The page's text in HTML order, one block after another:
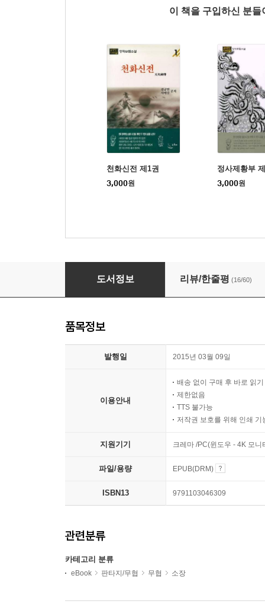
이 책을 구입하신 분
천화신전 제1권
3,000원
정사제황부
3,000원
[세트] 독보건곤 (전6권/완결)
도서정보 리뷰/한줄평 (16/60)
품목정보
발행일 2015년 03월 09일
이용안내
배송 없이 구매 후 바로 읽기
제한없음
TTS 불가능
저작권 보호를 위해 인쇄 기
지원기기 크레마 /PC(윈도우 - 4K 모
파일/용량 EPUB(DRM)
ISBN13 9791103046309
관련분류
카테고리 분류
eBook 판타지/무협 무협 소장